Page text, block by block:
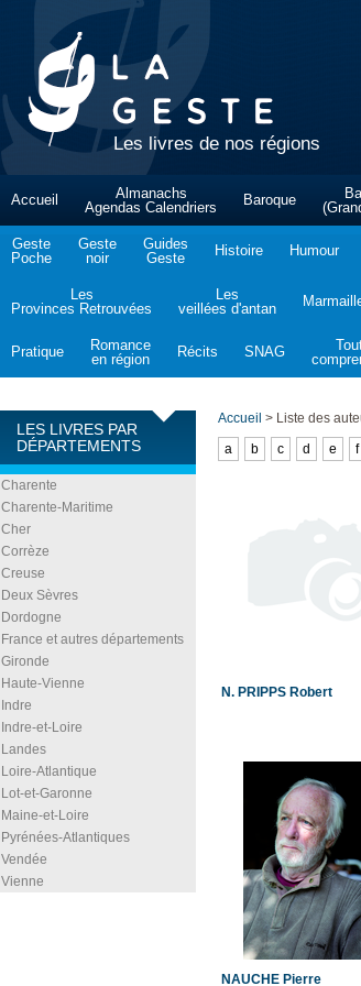
Les livres de nos régions
Accueil
Almanachs
Agendas Calendriers
Baroque
Geste
Poche
Geste
noir
Guides
Geste
Histoire Humour
Les
Provinces Retrouvées
Les
veillées d'antan
Pratique
Romance
en région
Récits SNAG
LES LIVRES PAR
DÉPARTEMENTS
Charente
Charente-Maritime
Cher
Corrèze
Creuse
Deux Sèvres
Dordogne
France et autres départements
Gironde
Haute-Vienne
Indre
Indre-et-Loire
Landes
Loire-Atlantique
Lot-et-Garonne
Maine-et-Loire
Pyrénées-Atlantiques
Vendée
Vienne
Accueil > Liste des
a
b c d e f
N. PRIPPS Robert
NAUCHE Pierre